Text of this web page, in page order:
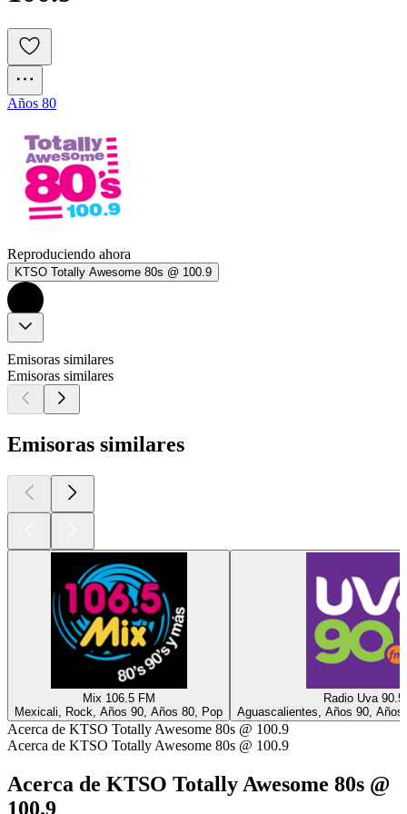
Años 80
Reproduciendo ahora
KTSO Totally Awesome 80s @ 100.9
Emisoras similares
Emisoras similares
Emisoras similares
Mix 106.5 FM
Mexicali, Rock, Años 90, Años 80, Pop
Radio Uva
Aguascalientes, Años 90,
Acerca de KTSO Totally Awesome 80s @ 100.9
Acerca de KTSO Totally Awesome 80s @ 100.9
Acerca de KTSO Totally Awesome 80s @
100.9